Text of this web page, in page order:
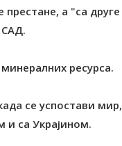
а "са
САД.
ресурса.
се успостави
и са Украјином.